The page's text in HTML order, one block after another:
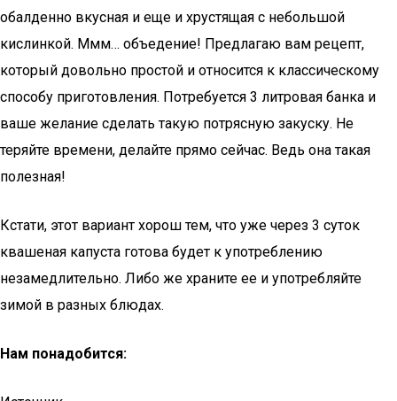
обалденно вкусная и еще и хрустящая с небольшой
кислинкой. Ммм… объедение! Предлагаю вам рецепт,
который довольно простой и относится к классическому
способу приготовления. Потребуется 3 литровая банка и
ваше желание сделать такую потрясную закуску. Не
теряйте времени, делайте прямо сейчас. Ведь она такая
полезная!
Кстати, этот вариант хорош тем, что уже через 3 суток
квашеная капуста готова будет к употреблению
незамедлительно. Либо же храните ее и употребляйте
зимой в разных блюдах.
Нам понадобится: